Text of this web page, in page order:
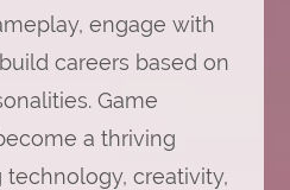
engage with
careers based on
Game
a thriving
creativity,